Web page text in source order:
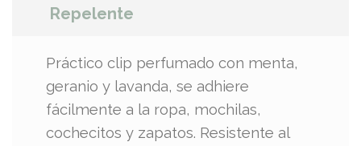
Repelente
Práctico clip perfumado con menta,
geranio y lavanda, se adhiere
fácilmente a la ropa, mochilas,
cochecitos y zapatos. Resistente al